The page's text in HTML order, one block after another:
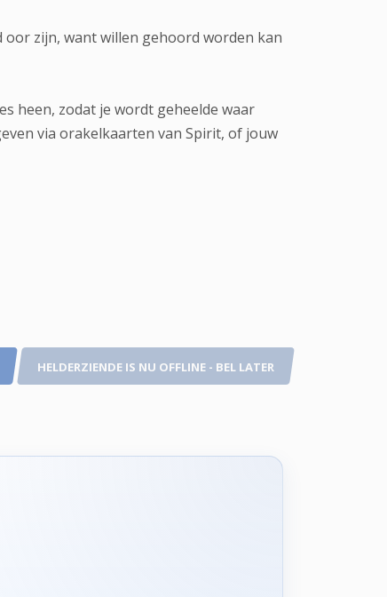
zijn, want willen gehoord worden kan
heen, zodat je wordt geheelde waar
via orakelkaarten van Spirit, of jouw
HELDERZIENDE IS NU OFFLINE - BEL LATER